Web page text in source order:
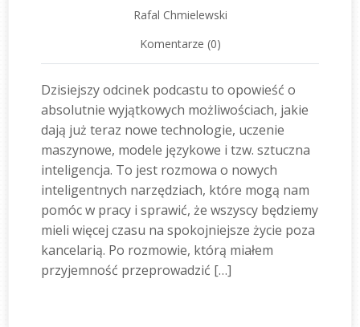
Rafal Chmielewski
Komentarze (0)
Dzisiejszy odcinek podcastu to opowieść o
absolutnie wyjątkowych możliwościach, jakie
dają już teraz nowe technologie, uczenie
maszynowe, modele językowe i tzw. sztuczna
inteligencja. To jest rozmowa o nowych
inteligentnych narzędziach, które mogą nam
pomóc w pracy i sprawić, że wszyscy będziemy
mieli więcej czasu na spokojniejsze życie poza
kancelarią. Po rozmowie, którą miałem
przyjemność przeprowadzić […]